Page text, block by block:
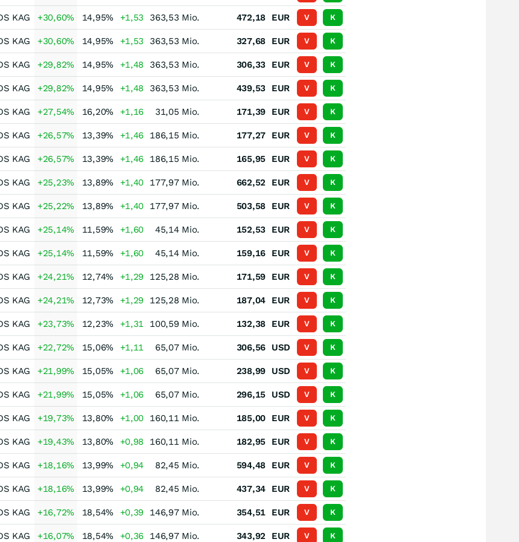
KAG +30,60% 14,95% +1,53 363,53 Mio. 472,18 EUR V K
KAG +30,60% 14,95% +1,53 363,53 Mio. 327,68 EUR V K
KAG +29,82% 14,95% +1,48 363,53 Mio. 306,33 EUR V K
KAG +29,82% 14,95% +1,48 363,53 Mio. 439,53 EUR V K
KAG +27,54% 16,20% +1,16 31,05 Mio. 171,39 EUR V K
KAG +26,57% 13,39% +1,46 186,15 Mio. 177,27 EUR V K
KAG +26,57% 13,39% +1,46 186,15 Mio. 165,95 EUR V K
KAG +25,23% 13,89% +1,40 177,97 Mio. 662,52 EUR V K
KAG +25,22% 13,89% +1,40 177,97 Mio. 503,58 EUR V K
KAG +25,14% 11,59% +1,60 45,14 Mio. 152,53 EUR V K
KAG +25,14% 11,59% +1,60 45,14 Mio. 159,16 EUR V K
KAG +24,21% 12,74% +1,29 125,28 Mio. 171,59 EUR V K
KAG +24,21% 12,73% +1,29 125,28 Mio. 187,04 EUR V K
KAG +23,73% 12,23% +1,31 100,59 Mio. 132,38 EUR V K
KAG +22,72% 15,06% +1,11 65,07 Mio. 306,56 USD V K
KAG +21,99% 15,05% +1,06 65,07 Mio. 238,99 USD V K
KAG +21,99% 15,05% +1,06 65,07 Mio. 296,15 USD V K
KAG +19,73% 13,80% +1,00 160,11 Mio. 185,00 EUR V K
KAG +19,43% 13,80% +0,98 160,11 Mio. 182,95 EUR V K
KAG +18,16% 13,99% +0,94 82,45 Mio. 594,48 EUR V K
KAG +18,16% 13,99% +0,94 82,45 Mio. 437,34 EUR V K
KAG +16,72% 18,54% +0,39 146,97 Mio. 354,51 EUR V K
KAG +16,07% 18,54% +0,36 146,97 Mio. 343,92 EUR V K